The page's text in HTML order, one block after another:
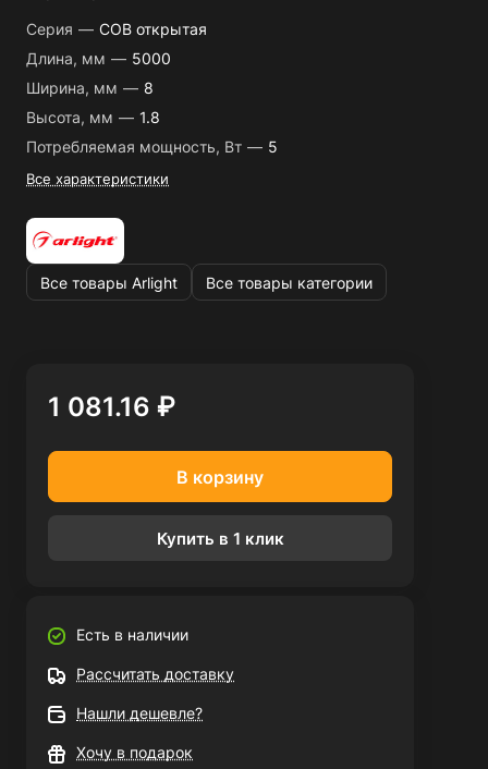
Серия — COB открытая
Длина, мм — 5000
Ширина, мм — 8
Высота, мм — 1.8
Потребляемая мощность, Вт — 5
Все характеристики
Все товары Arlight Все товары категории
1 081.16 ₽
В корзину
Купить в 1 клик
Есть в наличии
Рассчитать доставку
Нашли дешевле?
Хочу в подарок